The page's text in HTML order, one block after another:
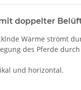
doppelter
Wärme strömt
des Pferde
und horizontal.